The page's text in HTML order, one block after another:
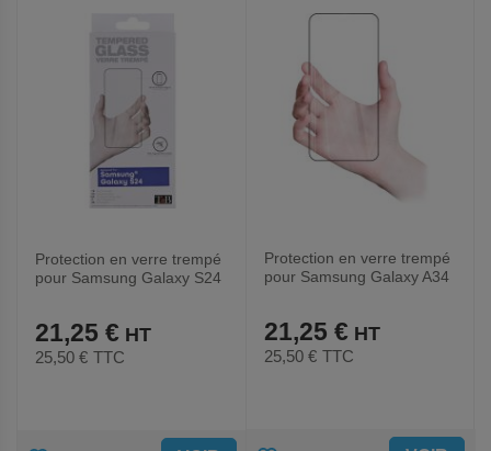
FAVORIS
Protection en verre trempé
pour Samsung Galaxy S24
21,25 €
25,50 € TTC
Protection en verre trempé
pour Samsung Galaxy A34
21,25 €
25,50 € TTC